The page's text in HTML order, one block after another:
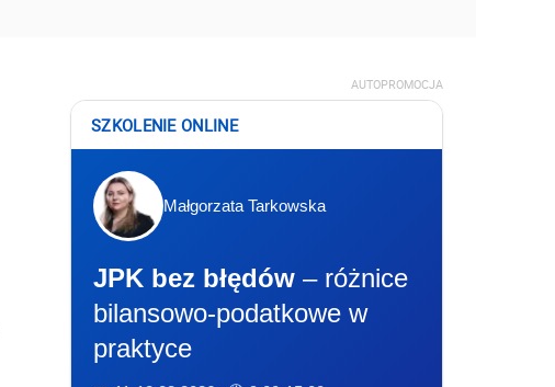
AUTOPROMOCJA
SZKOLENIE ONLINE
Małgorzata Tarkowska
JPK bez błędów – różnice
bilansowo-podatkowe w
praktyce